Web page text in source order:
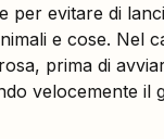
per evitare di
e cose. Nel
prima di
velocemente il